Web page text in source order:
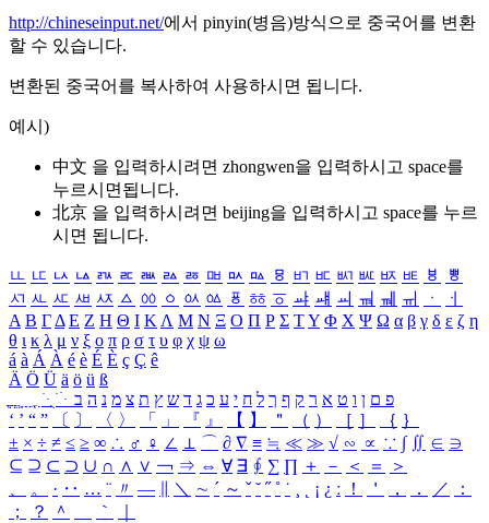
http://chineseinput.net/에서 pinyin(병음)방식으로 중국어를 변환
할 수 있습니다.
변환된 중국어를 복사하여 사용하시면 됩니다.
예시)
中文 을 입력하시려면 zhongwen을 입력하시고 space를
누르시면됩니다.
北京 을 입력하시려면 beijing을 입력하시고 space를 누르
시면 됩니다.
ㅥ ㅦ ㅧ ㅨ ㅩ ㅪ ㅫ ㅬ ㅭ ㅮ ㅯ ㅰ ㅱ ㅲ ㅳ ㅴ ㅵ ㅶ ㅷ ㅸ
ㅹ
ㅺ ㅻ ㅼ ㅽ ㅾ ㅿ ㆀ ㆁ ㆂ ㆃ ㆄ ㆅ ㆆ ㆇ ㆈ ㆉ ㆊ ㆋ ㆌ ㆍ
ㆎ
Α Β ΓΔ Ε Ζ Η Θ Ι ΚΛ Μ Ν Ξ Ο Π Ρ Σ ΤΥ Φ Χ Ψ Ω α β γ δ ε ζ η
θ ι κ λ μ ν ξ ο π ρ σ τ υ φ χ ψ ω
á à Á À é è É È ç Ç ê
Ä Ö Ü ä ö ü ß
ִֶֹ ֻּ ׁׂ פ ם ן ו ט א ר ק ף ך ל ח י ע כ ג ד ש ץ ת צ מ נ ה ב
‘ ’ “ ” 〔 〕 〈 〉 「 」 『 』 【 】 ＂ （ ） ［ ］ ｛ ｝
± × ÷ ≠ ≤ ≥ ∞ ∴ ♂ ♀ ∠ ⊥ ⌒ ∂ ∇ ≡ ≒ ≪ ≫ √ ∽ ∝ ∵ ∫ ∬ ∈ ∋
⊆ ⊇ ⊂ ⊃ ∪ ∩ ∧ ∨ ￢ ⇒ ⇔ ∀ ∃ ∮ ∑ ∏ ＋ － ＜ ＝
＞
、
。 · ‥ … ¨ 〃 ― ＼ ∼ ´ ～ ˇ ˘ ˝ ˚ ˙ ¸ ¡ ¿ ː ！ ＇ ， ． ／
：
；
？ ＾ ｀